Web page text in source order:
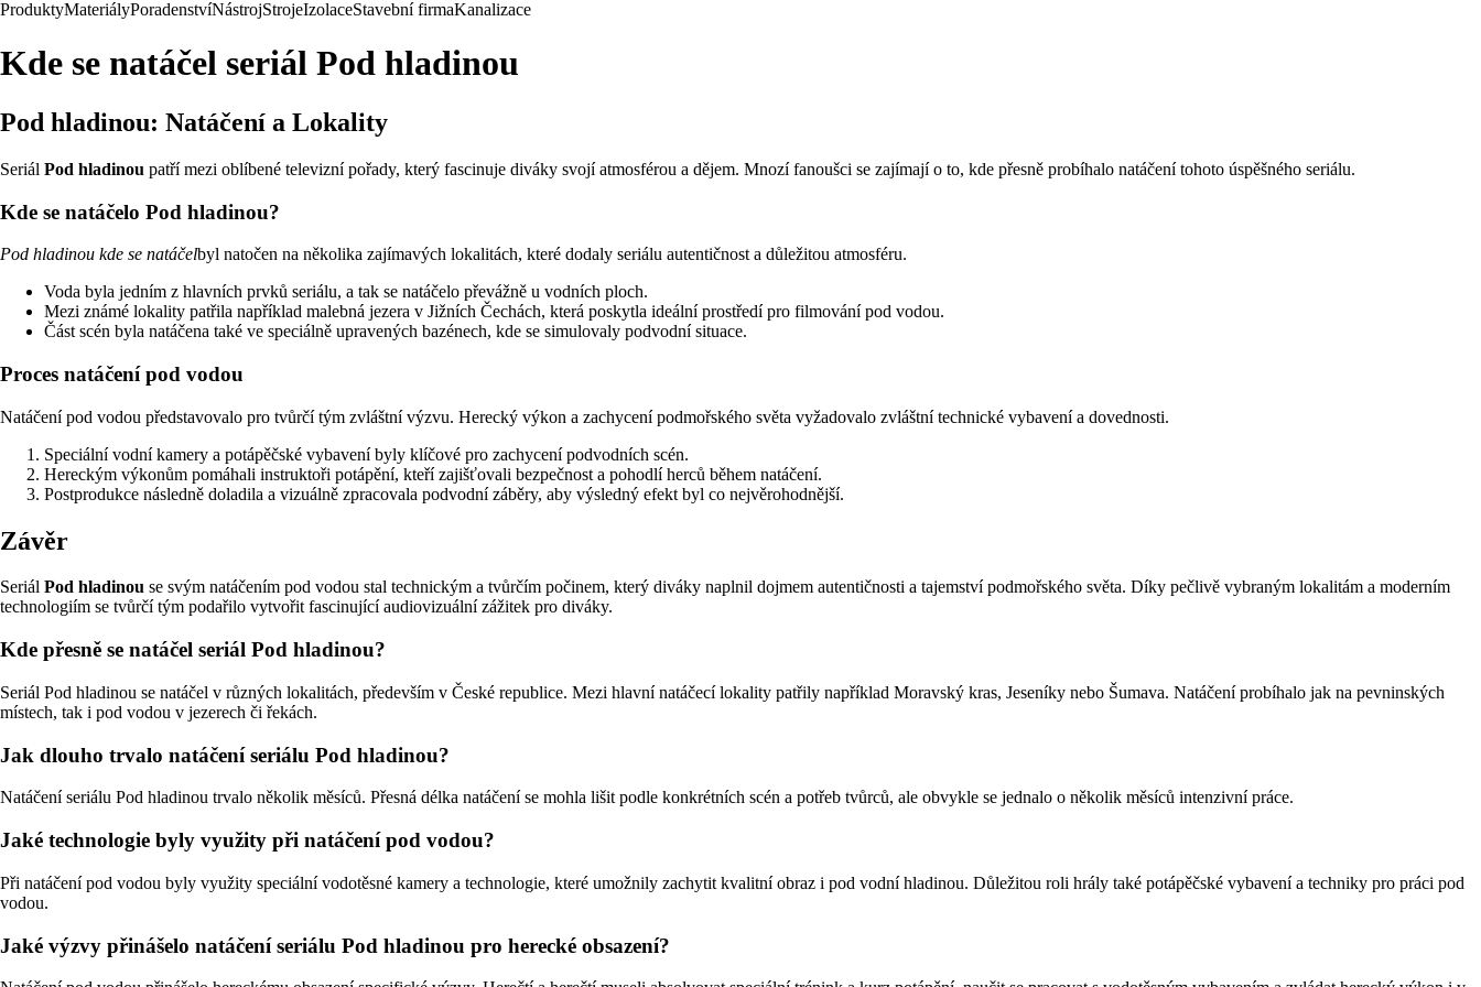
ProduktyMateriályPoradenstvíNástrojStrojeIzolaceStavební firmaKanalizace
Kde se natáčel seriál Pod hladinou
Pod hladinou: Natáčení a Lokality
Seriál Pod hladinou patří mezi oblíbené televizní pořady, který fascinuje diváky svojí atmosférou a dějem. Mnozí fanoušci se zajímají o to, kde přesně probíhalo natáčení tohoto úspěšného seriálu.
Kde se natáčelo Pod hladinou?
Pod hladinou kde se natáčelbyl natočen na několika zajímavých lokalitách, které dodaly seriálu autentičnost a důležitou atmosféru.
Voda byla jedním z hlavních prvků seriálu, a tak se natáčelo převážně u vodních ploch.
Mezi známé lokality patřila například malebná jezera v Jižních Čechách, která poskytla ideální prostředí pro filmování pod vodou.
Část scén byla natáčena také ve speciálně upravených bazénech, kde se simulovaly podvodní situace.
Proces natáčení pod vodou
Natáčení pod vodou představovalo pro tvůrčí tým zvláštní výzvu. Herecký výkon a zachycení podmořského světa vyžadovalo zvláštní technické vybavení a dovednosti.
Speciální vodní kamery a potápěčské vybavení byly klíčové pro zachycení podvodních scén.
Hereckým výkonům pomáhali instruktoři potápění, kteří zajišťovali bezpečnost a pohodlí herců během natáčení.
Postprodukce následně doladila a vizuálně zpracovala podvodní záběry, aby výsledný efekt byl co nejvěrohodnější.
Závěr
Seriál Pod hladinou se svým natáčením pod vodou stal technickým a tvůrčím počinem, který diváky naplnil dojmem autentičnosti a tajemství podmořského světa. Díky pečlivě vybraným lokalitám a moderním
technologiím se tvůrčí tým podařilo vytvořit fascinující audiovizuální zážitek pro diváky.
Kde přesně se natáčel seriál Pod hladinou?
Seriál Pod hladinou se natáčel v různých lokalitách, především v České republice. Mezi hlavní natáčecí lokality patřily například Moravský kras, Jeseníky nebo Šumava. Natáčení probíhalo jak na pevninských
místech, tak i pod vodou v jezerech či řekách.
Jak dlouho trvalo natáčení seriálu Pod hladinou?
Natáčení seriálu Pod hladinou trvalo několik měsíců. Přesná délka natáčení se mohla lišit podle konkrétních scén a potřeb tvůrců, ale obvykle se jednalo o několik měsíců intenzivní práce.
Jaké technologie byly využity při natáčení pod vodou?
Při natáčení pod vodou byly využity speciální vodotěsné kamery a technologie, které umožnily zachytit kvalitní obraz i pod vodní hladinou. Důležitou roli hrály také potápěčské vybavení a techniky pro práci pod
vodou.
Jaké výzvy přinášelo natáčení seriálu Pod hladinou pro herecké obsazení?